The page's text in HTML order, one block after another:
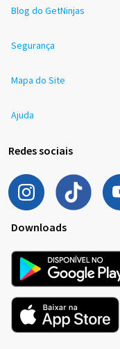
Blog do GetNinjas
Segurança
Mapa do Site
Ajuda
Redes sociais
Downloads